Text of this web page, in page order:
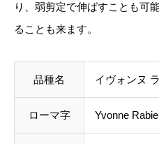
料を含めて調整した金額
等に不都合ございましたら
ォーム」よりご連絡をお願
り、弱剪定で伸ばすことも可
ることも来ます。
品種名 イヴォンヌ
ローマ字 Yvonne